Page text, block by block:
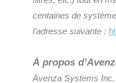
centaines de
l’adresse suivante :
À propos
Avenza Systems